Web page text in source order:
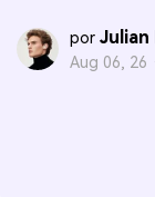
por Julian
Aug 06, 26 ·